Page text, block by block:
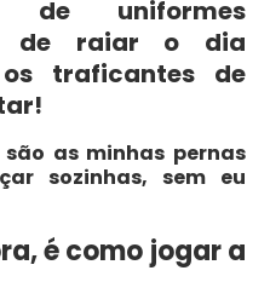
de uniformes
de raiar o dia
traficantes de
as minhas pernas
sozinhas, sem eu
é como jogar a